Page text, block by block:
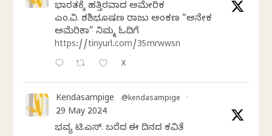
ಭಾರತಕ್ಕೆ ಹತ್ತಿರವಾದ ಅಮೇರಿಕ
ಎಂ.ವಿ. ಶಶಿಭೂಷಣ ರಾಜು ಅಂಕಣ “ಅನೇಕ
ಅಮೆರಿಕಾ” ನಿಮ್ಮ ಓದಿಗೆ
https://tinyurl.com/35mrwwsn
X
Kendasampige @kendasampige ·
29 May 2024
ಭವ್ಯ ಟಿ.ಎಸ್. ಬರೆದ ಈ ದಿನದ ಕವಿತೆ